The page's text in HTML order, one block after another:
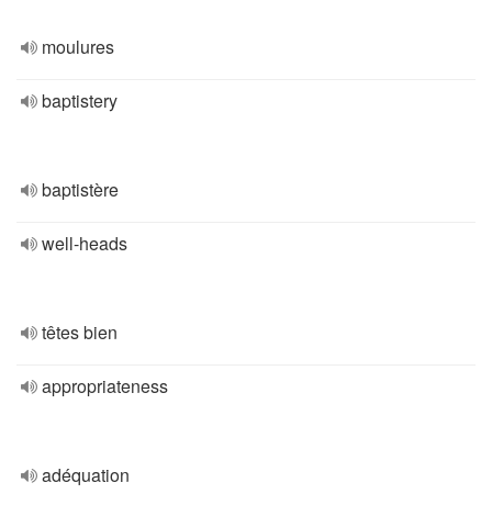
moulures
baptistery
baptistère
well-heads
têtes bien
appropriateness
adéquation